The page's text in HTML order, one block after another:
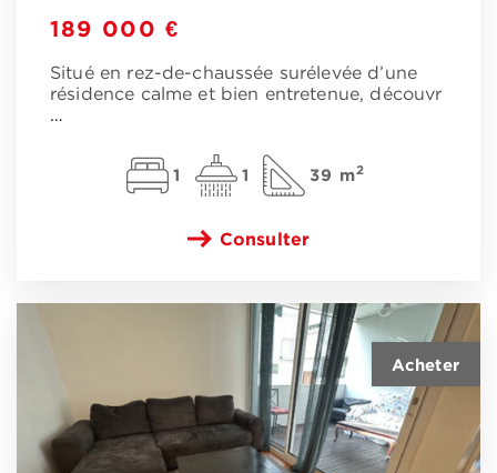
189 000 €
Situé en rez-de-chaussée surélevée d’une
résidence calme et bien entretenue, découvr
…
1 1 39 m2
Consulter